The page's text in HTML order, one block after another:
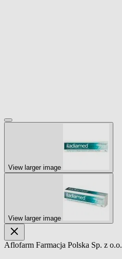
View larger image
View larger image
Aflofarm Farmacja Polska Sp. z o.o.